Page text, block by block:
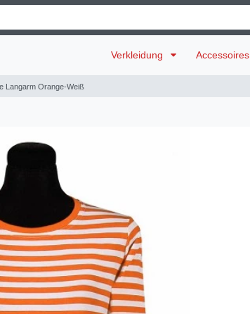
Verkleidung Accessoires
Langarm Orange-Weiß